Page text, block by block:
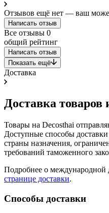
Отзывов ещё нет — ваш
Написать отзыв
Все отзывы 0
общий рейтинг
Написать отзыв
Показать ещё
Доставка
Доставка товаров
Товары на Decosthai
Доступные способы доставки
страны назначения,
требований таможенного
Подробнее о международной
странице доставки.
Способы доставки